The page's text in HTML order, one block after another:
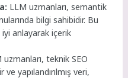
LLM uzmanları, semantik
bilgi sahibidir. Bu
iyi anlayarak içerik
uzmanları, teknik SEO
yapılandırılmış veri,